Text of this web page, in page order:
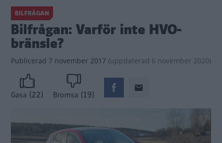
BILFRÅGAN
Bilfrågan: ​​​​​​​Varför inte HVO-
bränsle?
Publicerad 7 november 2017 (uppdaterad 6 november 2020)
Gasa (22) Bromsa (19)